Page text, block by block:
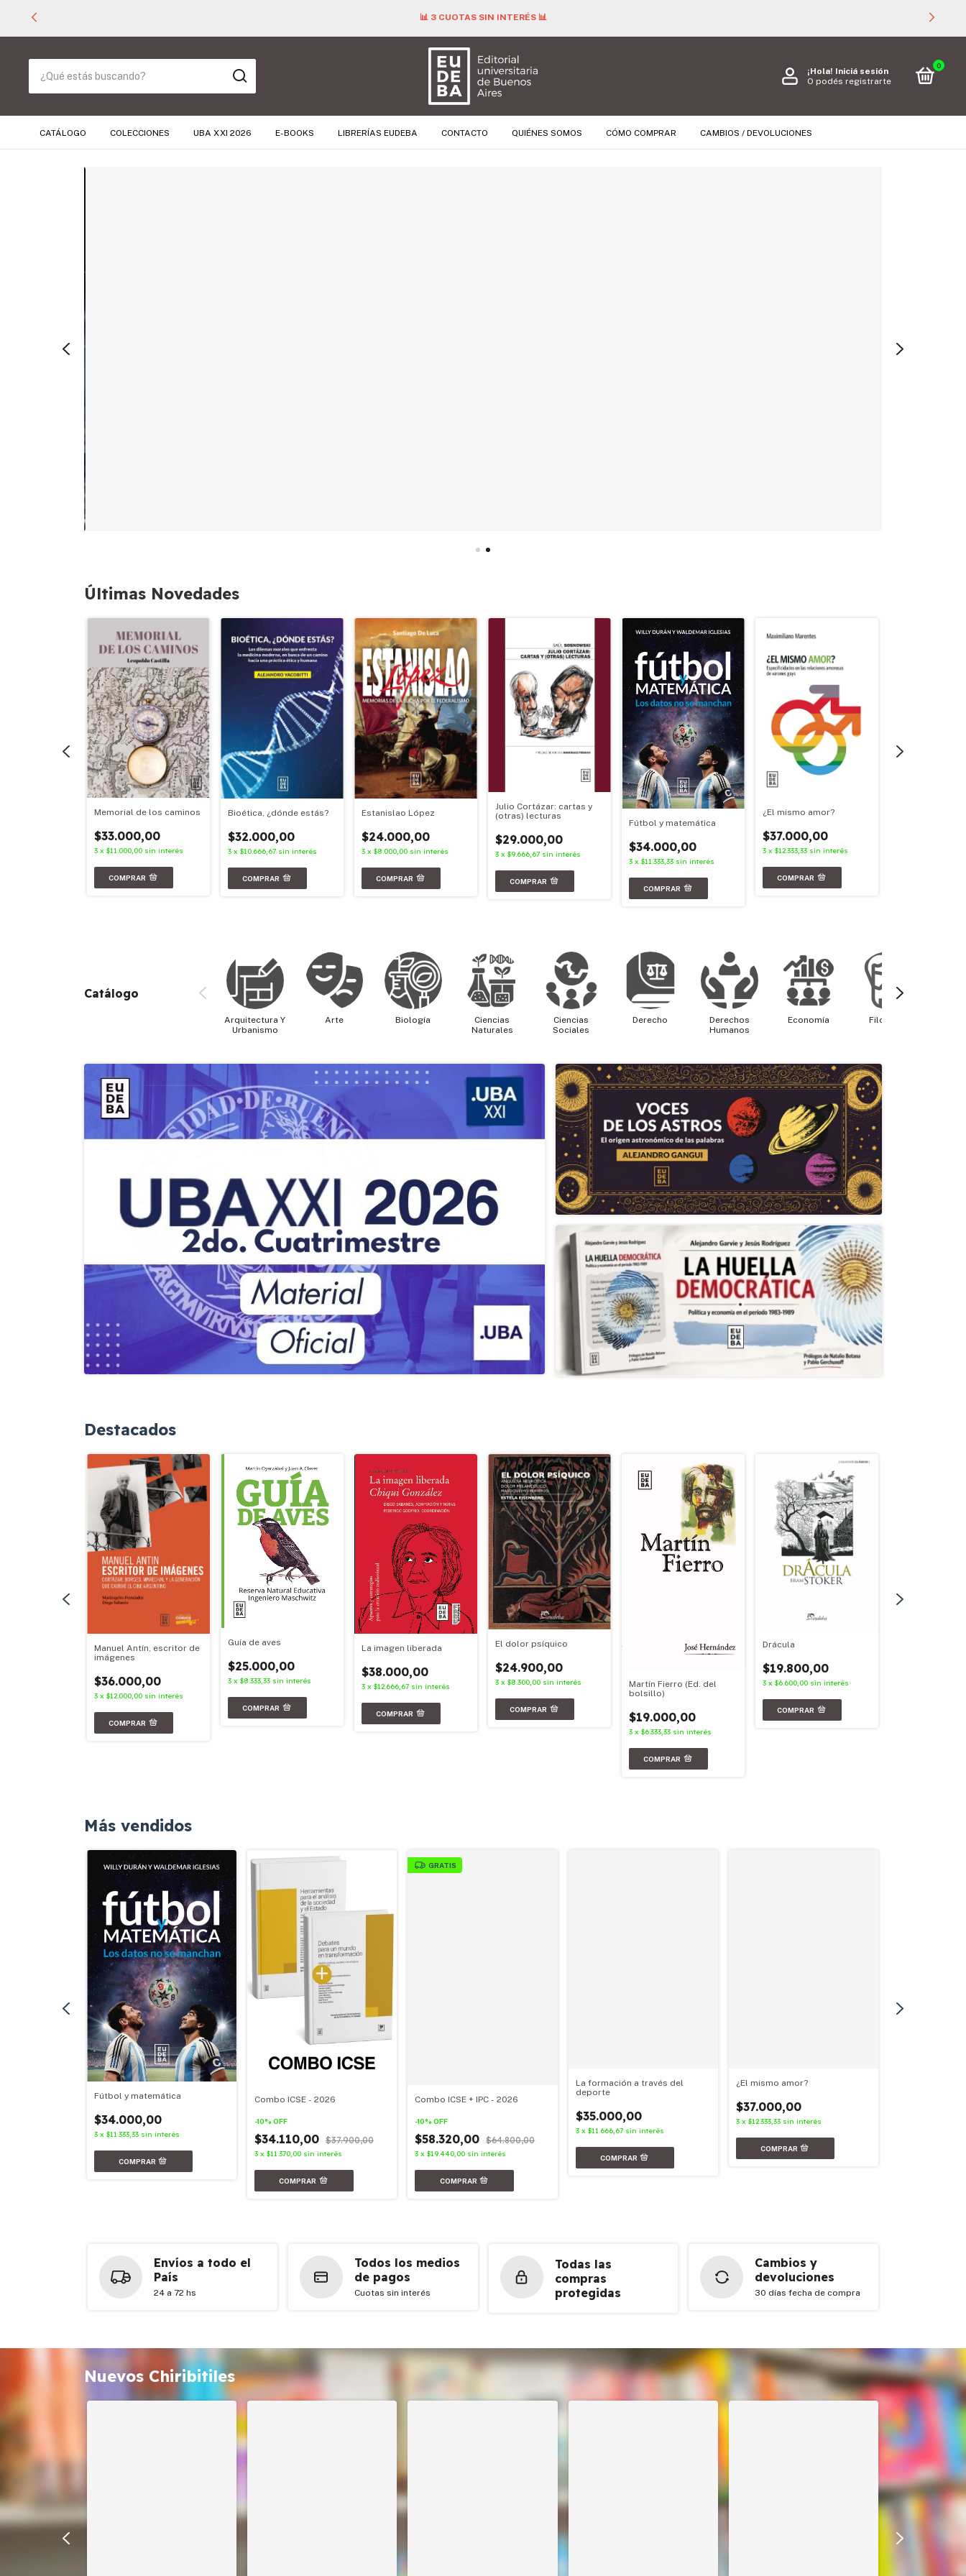
📊 3 CUOTAS SIN INTERÉS 📊
¡Hola! Iniciá sesión
O podés registrarte
0
CATÁLOGO COLECCIONES UBA XXI 2026 E-BOOKS LIBRERÍAS EUDEBA CONTACTO QUIÉNES SOMOS CÓMO COMPRAR CAMBIOS / DEVOLUCIONES
Últimas Novedades
Memorial de los caminos
$33.000,00
3 x $11.000,00 sin interés
Bioética, ¿dónde estás?
$32.000,00
3 x $10.666,67 sin interés
Estanislao López
$24.000,00
3 x $8.000,00 sin interés
Julio Cortázar: cartas y
(otras) lecturas
$29.000,00
3 x $9.666,67 sin interés
Fútbol y matemática
$34.000,00
3 x $11.333,33 sin interés
¿El mismo amor?
$37.000,00
3 x $12.333,33 sin interés
Catálogo
Arquitectura Y
Urbanismo
Arte Biología
Ciencias
Naturales
Ciencias
Sociales
Derecho
Derechos
Humanos
Economía Filosofía
Destacados
Manuel Antín, escritor de
imágenes
$36.000,00
3 x $12.000,00 sin interés
Guía de aves
$25.000,00
3 x $8.333,33 sin interés
La imagen liberada
$38.000,00
3 x $12.666,67 sin interés
El dolor psíquico
$24.900,00
3 x $8.300,00 sin interés
Martín Fierro (Ed. del
bolsillo)
$19.000,00
3 x $6.333,33 sin interés
Drácula
$19.800,00
3 x $6.600,00 sin interés
Más vendidos
Fútbol y matemática
$34.000,00
3 x $11.333,33 sin interés
Combo ICSE - 2026
-10%OFF
$34.110,00 $37.900,00
3 x$11.370,00 sin interés
GRATIS
Combo ICSE + IPC - 2026
-10%OFF
$58.320,00 $64.800,00
3 x$19.440,00 sin interés
La formación a través del
deporte
$35.000,00
3 x $11.666,67 sin interés
¿El mismo amor?
$37.000,00
3 x $12.333,33 sin interés
Envíos a todo el
País
24 a 72 hs
Todos los medios
de pagos
Cuotas sin interés
Todas las
compras
protegidas
Cambios y
devoluciones
30 días fecha de compra
Nuevos Chiribitiles